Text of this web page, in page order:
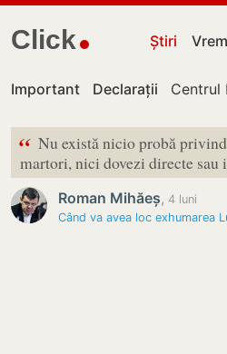
Click Știri
Important Declarații Centrul
“ Nu există nicio probă
martori, nici dovezi directe sau
Roman Mihăeș, 4 luni